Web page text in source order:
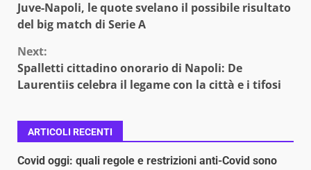
Reading
Juve-Napoli, le quote svelano il possibile risultato
del big match di Serie A
Next:
Spalletti cittadino onorario di Napoli: De
Laurentiis celebra il legame con la città e i tifosi
ARTICOLI RECENTI
Covid oggi: quali regole e restrizioni anti-Covid sono